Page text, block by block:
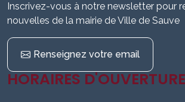
Inscrivez-vous à notre newsletter pour
nouvelles de la mairie de Ville de Sauve
Renseignez votre email
HORAIRES D'OUVERTURE